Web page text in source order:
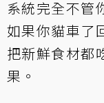
系統完全不管
如果你貓車了
把新鮮食材都
果。